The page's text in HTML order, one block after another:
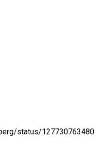
status/127730763480